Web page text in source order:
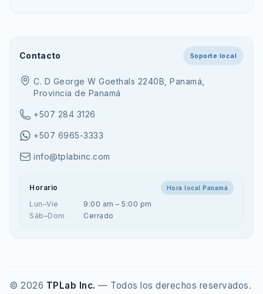
Contacto Soporte local
C. D George W Goethals 2240B, Panamá,
Provincia de Panamá
+507 284 3126
+507 6965-3333
info@tplabinc.com
Horario Hora local Panamá
Lun–Vie
9:00 am – 5:00 pm
Sáb–Dom
Cerrado
© 2026 TPLab Inc. — Todos los derechos reservados.